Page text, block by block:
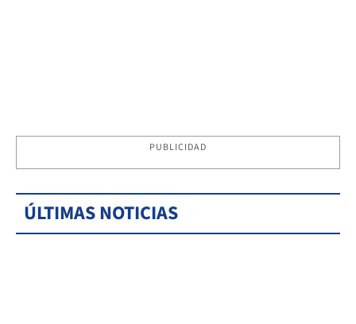
PUBLICIDAD
ÚLTIMAS NOTICIAS